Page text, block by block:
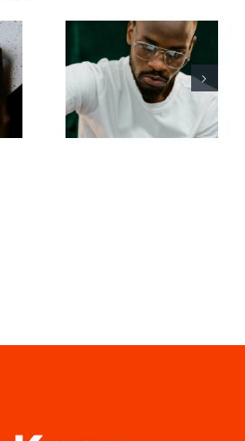
Top 17 Tipps
zur
Verbesserung
des
Verständnisses
des TikTok-